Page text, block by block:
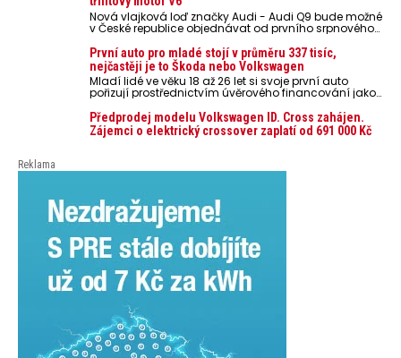
poškodit elektroniku a ve výjimečných případech i
zvýšit riziko požáru.
Nová vlajková loď značky Audi - Audi Q9 bude možné
v České republice objednávat od prvního srpnového
První auto pro mladé stojí v průměru 337 tisíc,
nejčastěji je to Škoda nebo Volkswagen
Mladí lidé ve věku 18 až 26 let si svoje první auto
pořizují prostřednictvím úvěrového financování jako
auto. Průměrná pořizovací cena vozu dosahuje 337
tisíc korun a průměrná financovaná částka
přesahuje 251 tisíc korun. Vyplývá to z dat Leasingu
Předprodej modelu Volkswagen ID. Cross zahájen.
Zájemci o elektrický crossover zaplatí od 691 000 Kč
Reklama